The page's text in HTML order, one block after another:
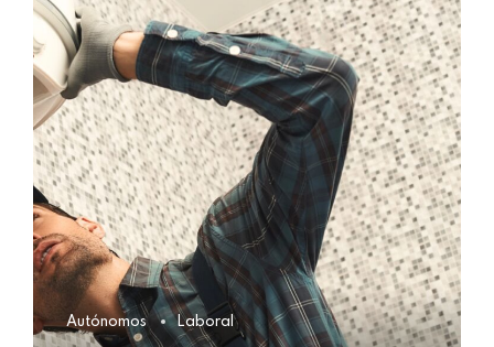
Autónomos Laboral